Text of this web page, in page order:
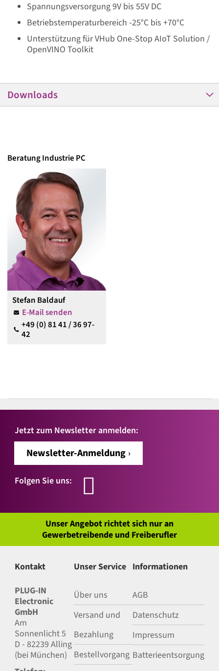
Spannungsversorgung 9V bis 55V DC
Betriebstemperaturbereich -25°C bis +70°C
Unterstützung für VHub One-Stop AIoT Solution /
OpenVINO Toolkit
Downloads
Beratung Industrie PC
Stefan Baldauf
E-Mail senden
+49 (0) 81 41 / 36 97-
42
Jetzt zum Newsletter anmelden:
Newsletter-Anmeldung
Folgen Sie uns:
Unser Angebot richtet sich nur an
Gewerbetreibende und Freiberufler
Kontakt
PLUG-IN
Electronic
GmbH
Am
Sonnenlicht 5
D - 82239 Alling
(bei München)
Unser Service
Über uns
Versand und
Bezahlung
Bestellvorgang
Informationen
AGB
Datenschutz
Impressum
Batterieentsorgung